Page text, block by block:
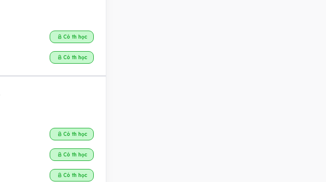
Có th học
Có th học
Có th học
Có th học
Có th học